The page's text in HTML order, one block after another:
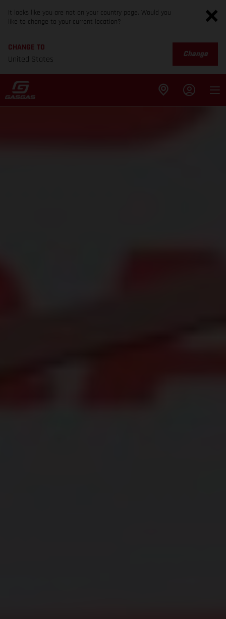
It looks like you are not on your country page. Would you
like to change to your current location?
CHANGE TO
United States
Change